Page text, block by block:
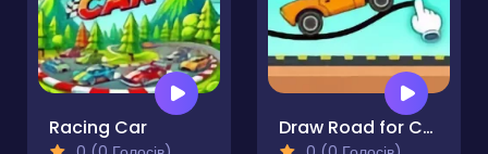
Racing Car Draw Road for Car